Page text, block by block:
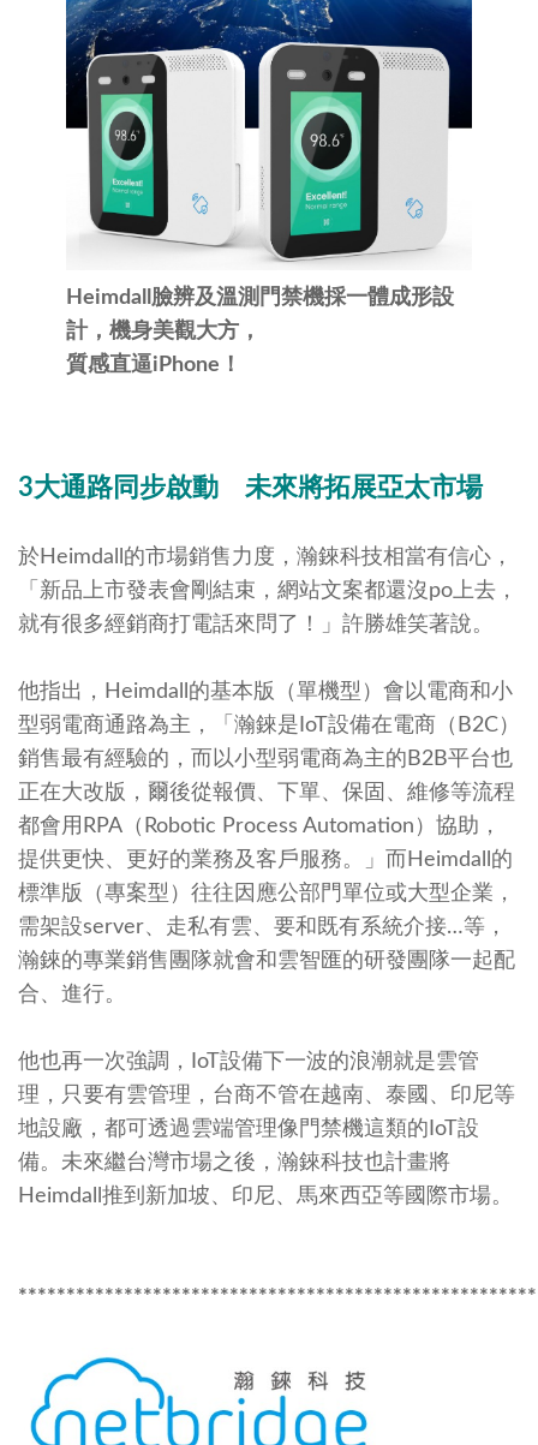
Heimdall臉辨及溫測門禁機採一體成形設
計，機身美觀大方，
質感直逼iPhone！
3大通路同步啟動 未來將拓展亞太市場
於Heimdall的市場銷售力度，瀚錸科技相當有信心，
「新品上市發表會剛結束，網站文案都還沒po上去，
就有很多經銷商打電話來問了！」許勝雄笑著說。
他指出，Heimdall的基本版（單機型）會以電商和小
型弱電商通路為主，「瀚錸是IoT設備在電商（B2C）
銷售最有經驗的，而以小型弱電商為主的B2B平台也
正在大改版，爾後從報價、下單、保固、維修等流程
都會用RPA（Robotic Process Automation）協助，
提供更快、更好的業務及客戶服務。」而Heimdall的
標準版（專案型）往往因應公部門單位或大型企業，
需架設server、走私有雲、要和既有系統介接…等，
瀚錸的專業銷售團隊就會和雲智匯的研發團隊一起配
合、進行。
他也再一次強調，IoT設備下一波的浪潮就是雲管
理，只要有雲管理，台商不管在越南、泰國、印尼等
地設廠，都可透過雲端管理像門禁機這類的IoT設
備。未來繼台灣市場之後，瀚錸科技也計畫將
Heimdall推到新加坡、印尼、馬來西亞等國際市場。